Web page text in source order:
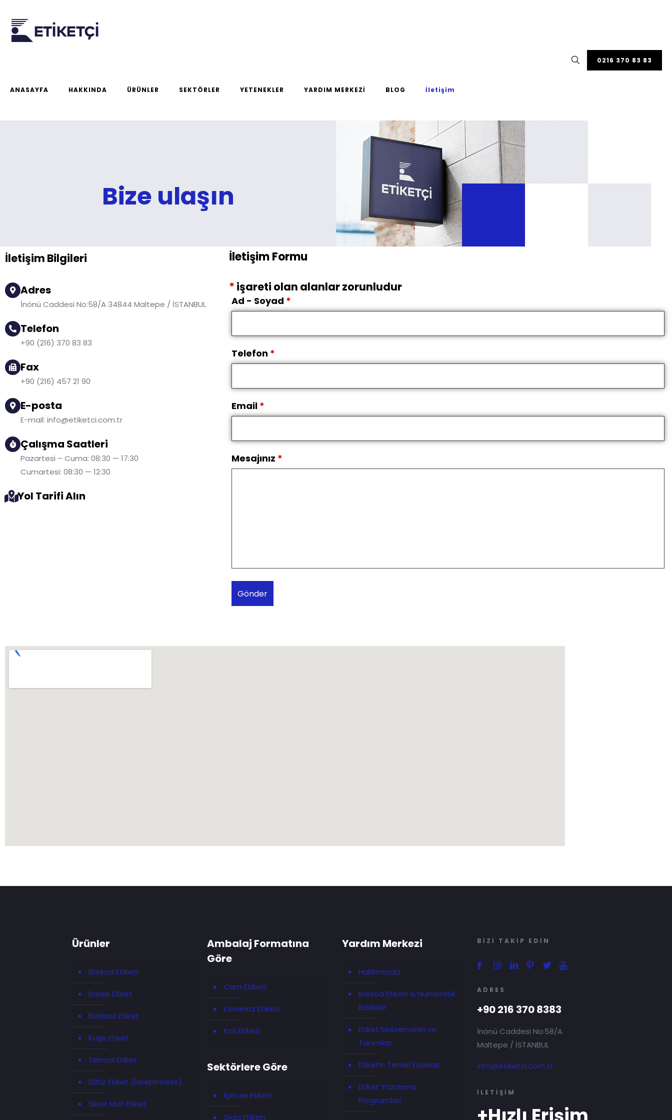
ANASAYFA HAKKINDA ÜRÜNLER SEKTÖRLER YETENEKLER YARDIM MERKEZİ BLOG İletişim
0216 370 83 83
Bize ulaşın
İletişim Bilgileri
Adres
İnönü Caddesi No:58/A 34844 Maltepe / İSTANBUL
Telefon
+90 (216) 370 83 83
Fax
+90 (216) 457 21 90
E-posta
E-mail: info@etiketci.com.tr
Çalışma Saatleri
Pazartesi – Cuma: 08:30 — 17:30
Cumartesi: 08:30 — 12:30
Yol Tarifi Alın
İletişim Formu
* işareti olan alanlar zorunludur
Ad - Soyad *
Telefon *
Email *
Mesajınız *
Ürünler
Barkod Etiketi
Baskılı Etiket
Baskısız Etiket
Kuşe Etiket
Termal Etiket
Difriz Etiket (Deepfreeze)
Silver Mat Etiket
Ambalaj Formatına
Göre
Cam Etiketi
Kavanoz Etiketi
Koli Etiketi
Sektörlere Göre
İçecek Etiketi
Gıda Etiketi
Yardım Merkezi
Hakkımızda
Barkod Etiketi & Numeratik
Baskılar
Etiket Malzemeleri ve
Tanımları
Etiketin Temel Esasları
Etiket Yazdırma
Programları
BİZİ TAKİP EDİN
ADRES
+90 216 370 8383
İnönü Caddesi No:58/A
Maltepe / İSTANBUL
info@etiketci.com.tr
İLETİŞİM